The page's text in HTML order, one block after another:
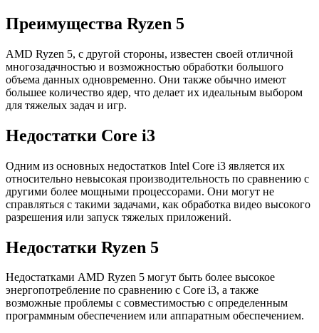
Преимущества Ryzen 5
AMD Ryzen 5, с другой стороны, известен своей отличной
многозадачностью и возможностью обработки большого
объема данных одновременно. Они также обычно имеют
большее количество ядер, что делает их идеальным выбором
для тяжелых задач и игр.
Недостатки Core i3
Одним из основных недостатков Intel Core i3 является их
относительно невысокая производительность по сравнению с
другими более мощными процессорами. Они могут не
справляться с такими задачами, как обработка видео высокого
разрешения или запуск тяжелых приложений.
Недостатки Ryzen 5
Недостатками AMD Ryzen 5 могут быть более высокое
энергопотребление по сравнению с Core i3, а также
возможные проблемы с совместимостью с определенным
программным обеспечением или аппаратным обеспечением.